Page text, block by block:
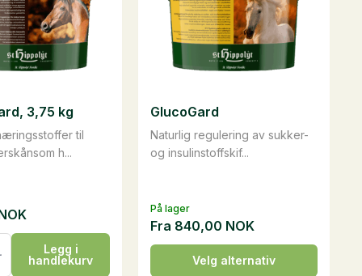
til
h...
3,75 kg
Legg i
handlekurv
På lager
Naturlig regulering av sukker-
og insulinstoffskif...
GlucoGard
Fra 840,00 NOK
Velg alternativ
Dette